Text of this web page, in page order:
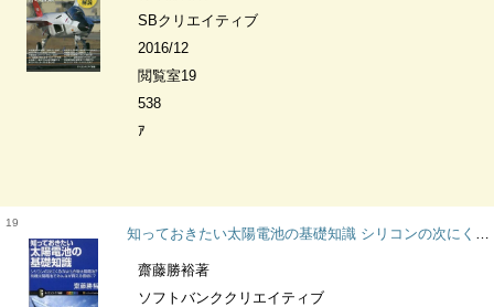
SBクリエイティブ
2016/12
閲覧室19
538
ｱ
19
知っておきたい太陽電池の基礎知識 シリコンの次にくるのは化合物太陽電池?有機太陽電池でみんなが買える価格に? サイエンス・アイ新書
齋藤勝裕著
ソフトバンククリエイティブ